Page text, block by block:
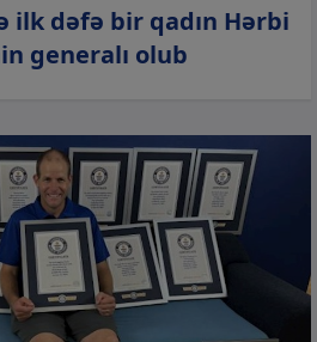
ilk dəfə bir qadın Hərbi
generalı olub